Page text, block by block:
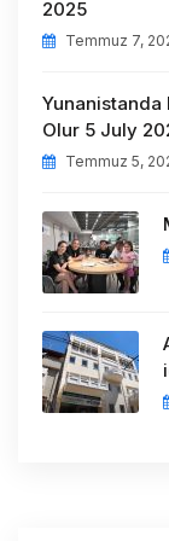
2025
Temmuz 7,
Yunanistanda
Olur 5 July
Temmuz 5,